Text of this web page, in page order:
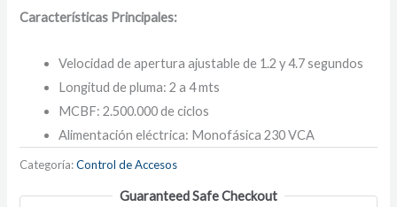
Características Principales:
Velocidad de apertura ajustable de 1.2 y 4.7 segundos
Longitud de pluma: 2 a 4 mts
MCBF: 2.500.000 de ciclos
Alimentación eléctrica: Monofásica 230 VCA
Categoría:Control de Accesos
Guaranteed Safe Checkout